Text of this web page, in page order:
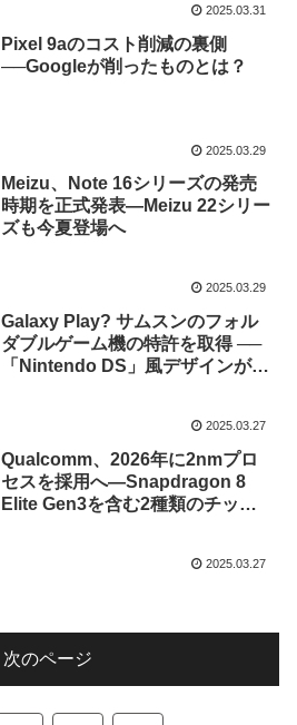
2025.03.31
Pixel 9aのコスト削減の裏側
──Googleが削ったものとは？
2025.03.29
Meizu、Note 16シリーズの発売
時期を正式発表—Meizu 22シリー
ズも今夏登場へ
2025.03.29
Galaxy Play? サムスンのフォル
ダブルゲーム機の特許を取得 ──
「Nintendo DS」風デザインが話
2025.03.27
Qualcomm、2026年に2nmプロ
セスを採用へ—Snapdragon 8
Elite Gen3を含む2種類のチップ
2025.03.27
次のページ